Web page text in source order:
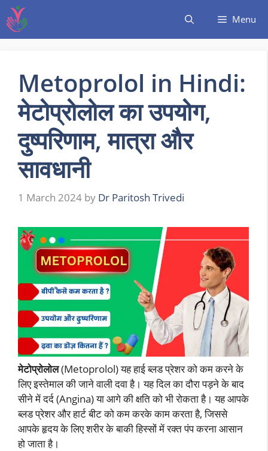
Menu
Metoprolol in Hindi:
मेटोप्रोलोल का उपयोग,
दुष्परिणाम, मात्रा और
सावधानी
1 March 2024 by Dr Paritosh Trivedi
मेटोप्रोलोल(Metoprolol) यह हाई ब्लड प्रेशर को कम करने के
लिए इस्तेमाल की जाने वाली दवा है। यह दिल का दौरा पड़ने के बाद
सीने में दर्द (Angina) या आगे की क्षति को भी रोकता है। यह आपके
ब्लड प्रेशर और हार्ट बीट को कम करके काम करता है, जिससे
आपके हृदय के लिए शरीर के बाकी हिस्सों में रक्त पंप करना आसान
हो जाता है।